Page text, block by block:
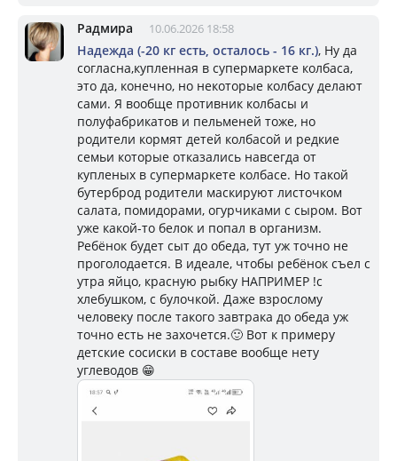
Радмира 10.06.2026 18:58
Надежда (-20 кг есть, осталось - 16 кг.), Ну да
согласна,купленная в супермаркете колбаса,
это да, конечно, но некоторые колбасу делают
сами. Я вообще противник колбасы и
полуфабрикатов и пельменей тоже, но
родители кормят детей колбасой и редкие
семьи которые отказались навсегда от
купленых в супермаркете колбасе. Но такой
бутерброд родители маскируют листочком
салата, помидорами, огурчиками с сыром. Вот
уже какой-то белок и попал в организм.
Ребёнок будет сыт до обеда, тут уж точно не
проголодается. В идеале, чтобы ребёнок съел с
утра яйцо, красную рыбку НАПРИМЕР !с
хлебушком, с булочкой. Даже взрослому
человеку после такого завтрака до обеда уж
точно есть не захочется.🙂 Вот к примеру
детские сосиски в составе вообще нету
углеводов 😁